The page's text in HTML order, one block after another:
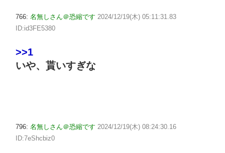
766: 名無しさん＠恐縮です 2024/12/19(木) 05:11:31.83
ID:id3FE5380
>>1
いや、貰いすぎな
796: 名無しさん＠恐縮です 2024/12/19(木) 08:24:30.16
ID:7eShcbiz0